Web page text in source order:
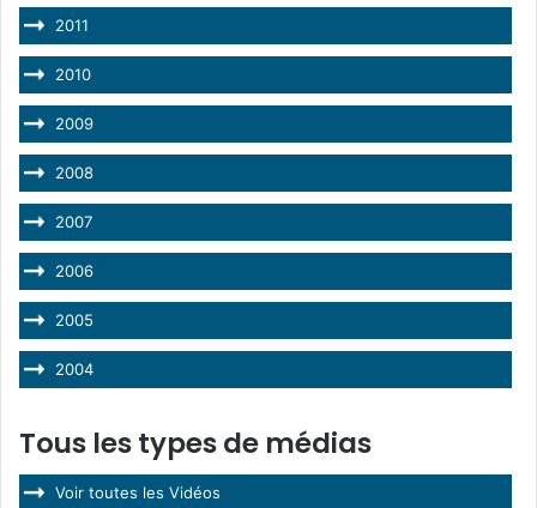
2011
2010
2009
2008
2007
2006
2005
2004
Tous les types de médias
Voir toutes les Vidéos